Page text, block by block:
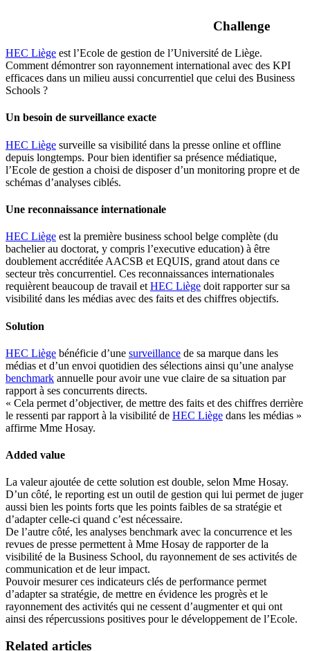
Challenge
HEC Liège est l’Ecole de gestion de l’Université de Liège.
Comment démontrer son rayonnement international avec des KPI
efficaces dans un milieu aussi concurrentiel que celui des Business
Schools ?
Un besoin de surveillance exacte
HEC Liège surveille sa visibilité dans la presse online et offline
depuis longtemps. Pour bien identifier sa présence médiatique,
l’Ecole de gestion a choisi de disposer d’un monitoring propre et de
schémas d’analyses ciblés.
Une reconnaissance internationale
HEC Liège est la première business school belge complète (du
bachelier au doctorat, y compris l’executive education) à être
doublement accréditée AACSB et EQUIS, grand atout dans ce
secteur très concurrentiel. Ces reconnaissances internationales
requièrent beaucoup de travail et HEC Liège doit rapporter sur sa
visibilité dans les médias avec des faits et des chiffres objectifs.
Solution
HEC Liège bénéficie d’une surveillance de sa marque dans les
médias et d’un envoi quotidien des sélections ainsi qu’une analyse
benchmark annuelle pour avoir une vue claire de sa situation par
rapport à ses concurrents directs.
« Cela permet d’objectiver, de mettre des faits et des chiffres derrière
le ressenti par rapport à la visibilité de HEC Liège dans les médias »
affirme Mme Hosay.
Added value
La valeur ajoutée de cette solution est double, selon Mme Hosay.
D’un côté, le reporting est un outil de gestion qui lui permet de juger
aussi bien les points forts que les points faibles de sa stratégie et
d’adapter celle-ci quand c’est nécessaire.
De l’autre côté, les analyses benchmark avec la concurrence et les
revues de presse permettent à Mme Hosay de rapporter de la
visibilité de la Business School, du rayonnement de ses activités de
communication et de leur impact.
Pouvoir mesurer ces indicateurs clés de performance permet
d’adapter sa stratégie, de mettre en évidence les progrès et le
rayonnement des activités qui ne cessent d’augmenter et qui ont
ainsi des répercussions positives pour le développement de l’Ecole.
Related articles